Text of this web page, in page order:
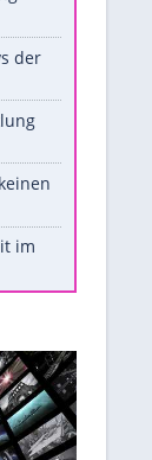
Unsere Themen-
Sprengstoff-
Flughafen:
Werk?
Aufruhr!
Was bei der
Die
Sportwelt
Im Zeitraffer: